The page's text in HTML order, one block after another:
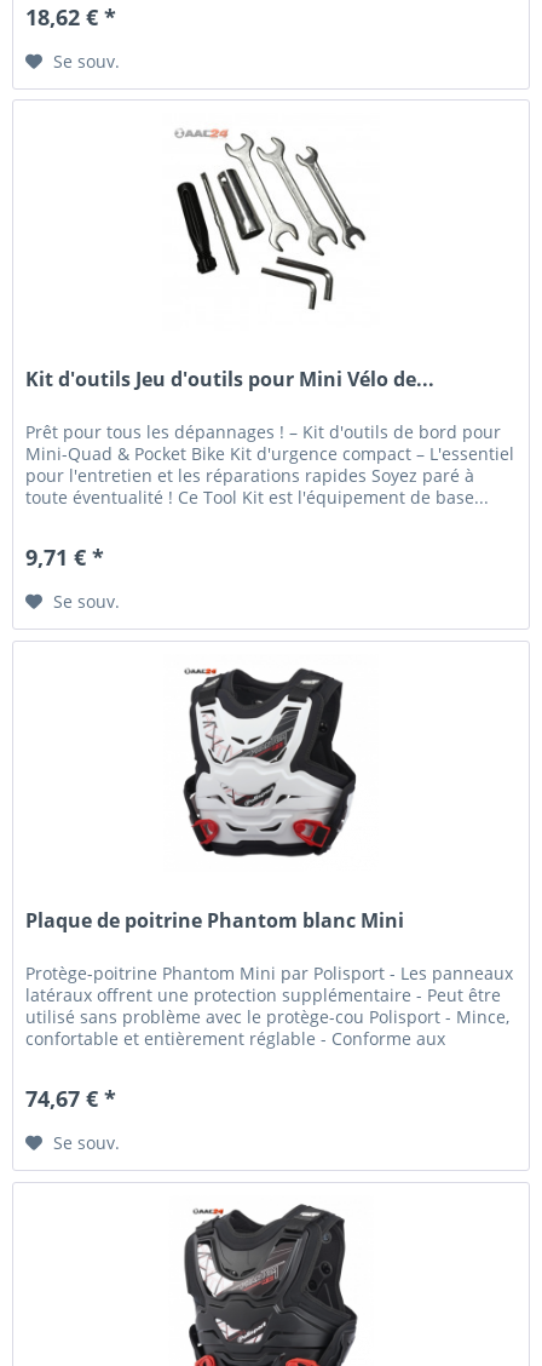
18,62 € *
Se souv.
Kit d'outils Jeu d'outils pour Mini Vélo de...
Prêt pour tous les dépannages ! – Kit d'outils de bord pour
Mini-Quad & Pocket Bike Kit d'urgence compact – L'essentiel
pour l'entretien et les réparations rapides Soyez paré à
toute éventualité ! Ce Tool Kit est l'équipement de base...
9,71 € *
Se souv.
Plaque de poitrine Phantom blanc Mini
Protège-poitrine Phantom Mini par Polisport - Les panneaux
latéraux offrent une protection supplémentaire - Peut être
utilisé sans problème avec le protège-cou Polisport - Mince,
confortable et entièrement réglable - Conforme aux
74,67 € *
Se souv.